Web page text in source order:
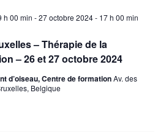
– Thérapie de la
– 26 et 27 octobre 2024
h 00 min -27 octobre 2024 - 17 h 00 min
d’oiseau, Centre de formationAv. des
Belgique